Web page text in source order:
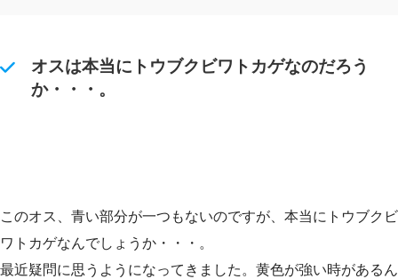
オスは本当にトウブクビワトカゲなのだろう
か・・・。
このオス、青い部分が一つもないのですが、本当にトウブクビ
ワトカゲなんでしょうか・・・。
最近疑問に思うようになってきました。黄色が強い時があるん